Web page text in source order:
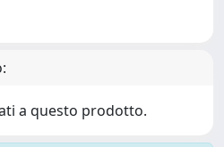
a questo prodotto.